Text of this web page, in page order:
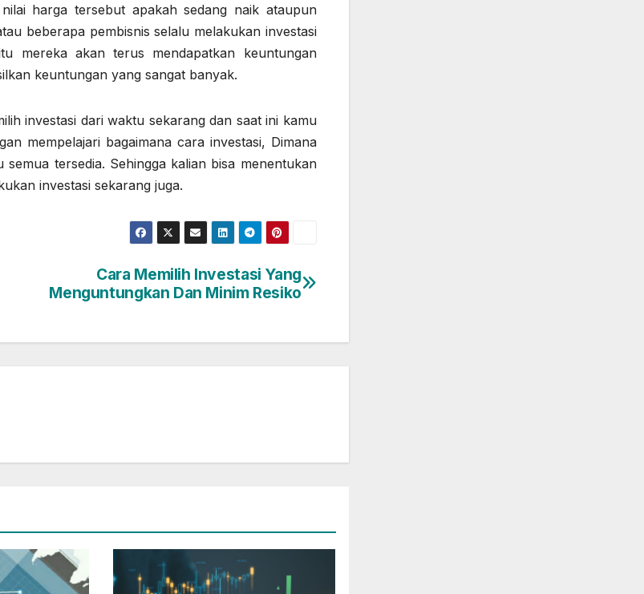
harga tersebut apakah sedang naik ataupun
beberapa pembisnis selalu melakukan investasi
mereka akan terus mendapatkan keuntungan
keuntungan yang sangat banyak.
investasi dari waktu sekarang dan saat ini kamu
mempelajari bagaimana cara investasi, Dimana
tersedia. Sehingga kalian bisa menentukan
investasi sekarang juga.
Cara Memilih Investasi Yang
Menguntungkan Dan Minim Resiko